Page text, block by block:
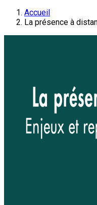
Accueil
La présence à